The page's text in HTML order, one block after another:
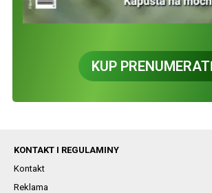
KUP
KONTAKT I REGULAMINY
Kontakt
Reklama